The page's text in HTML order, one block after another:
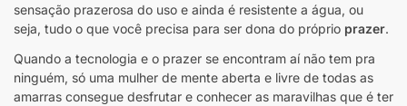
sensação prazerosa do uso e ainda é resistente a água, ou
seja, tudo o que você precisa para ser dona do próprio prazer.
Quando a tecnologia e o prazer se encontram aí não tem pra
ninguém, só uma mulher de mente aberta e livre de todas as
amarras consegue desfrutar e conhecer as maravilhas que é ter